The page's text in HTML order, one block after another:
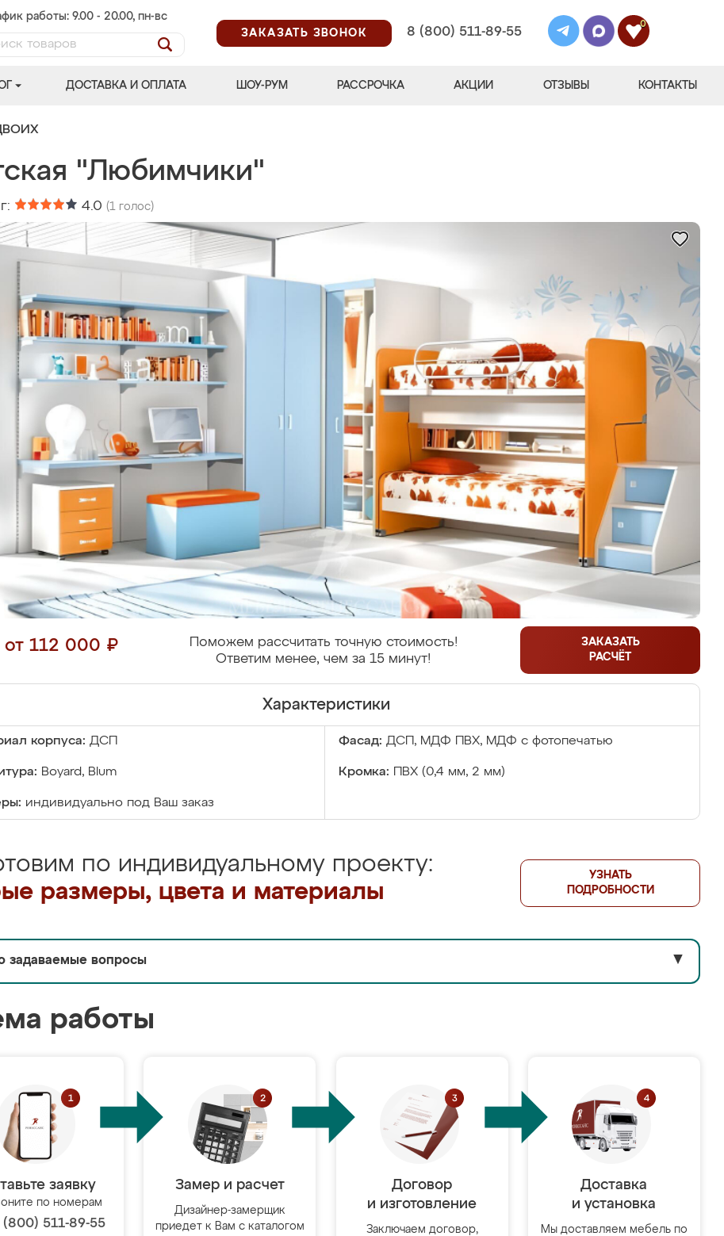
работы: 9.00 - 20.00, пн-вс
ЗАКАЗАТЬ ЗВОНОК
8 (800) 511-89-55
0
ДОСТАВКА И ОПЛАТА ШОУ-РУМ РАССРОЧКА АКЦИИ ОТЗЫВЫ КОНТАКТЫ
"Любимчики"
4.0 (1 голос)
от 112 000 ₽
Поможем рассчитать точную стоимость!
Ответим менее, чем за 15 минут!
ЗАКАЗАТЬ
РАСЧЁТ
Характеристики
корпуса: ДСП Фасад: ДСП, МДФ ПВХ, МДФ с фотопечатью
Boyard, Blum Кромка: ПВХ (0,4 мм, 2 мм)
индивидуально под Ваш заказ
по индивидуальному проекту:
размеры, цвета и материалы
УЗНАТЬ
ПОДРОБНОСТИ
задаваемые вопросы ▼
работы
заявку
по номерам
(800) 511-89-55
Замер и расчет
Дизайнер-замерщик
приедет к Вам с каталогом
Договор
и изготовление
Заключаем договор,
Доставка
и установка
Мы доставляем мебель по